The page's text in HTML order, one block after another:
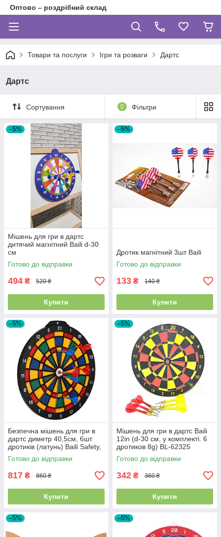
Оптово – роздрібний склад
Товари та послуги Ігри та розваги Дартс
Дартс
Сортування 0 Фільтри
–5%
Мішень для гри в дартс
дитячий магнітний Baili d-30
см
Готово до відправки
494 ₴ 520 ₴
Купити
–5%
Дротик магнітний 3шт Baili
Готово до відправки
133 ₴ 140 ₴
Купити
–5%
Безпечна мішень для гри в
дартс диметр 40,5см, 6шт
дротиків (латунь) Baili Safety,
NO768
Готово до відправки
817 ₴ 860 ₴
Купити
–5%
Мішень для гри в дартс Baili
12in (d-30 см, у комплекті. 6
дротиков 8g) BL-62325
Готово до відправки
342 ₴ 360 ₴
Купити
–5% –5%